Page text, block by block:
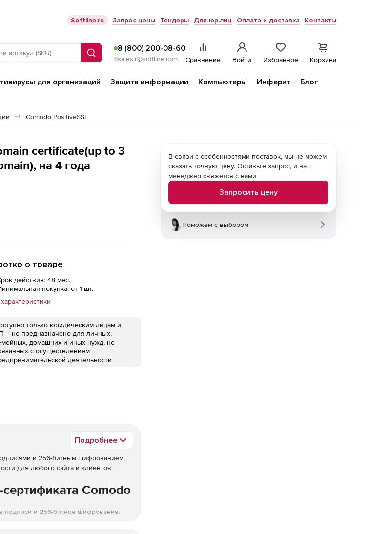
Softline.ru Запрос цены Тендеры Для юр.лиц Оплата и доставка Контакты
Поиск
8 (800) 200-08-60
sales.r@softline.com Сравнение Войти Избранное Корзина
для организаций Защита информации Компьютеры Инферит
Блог
Comodo PositiveSSL
certificate(up to 3
на 4 года
о товаре
действия: 48 мес.
покупка: от 1 шт.
только юридическим лицам и
– не предназначено для личных,
домашних и иных нужд, не
с осуществлением
деятельности
Подробнее
и 256-битным шифрованием,
для любого сайта и клиентов.
Comodo
подписи и 256-битное шифрование.
В связи с особенностями поставок, мы не можем
сказать точную цену. Оставьте запрос, и наш
менеджер свяжется с вами
Запросить цену
Поможем с выбором